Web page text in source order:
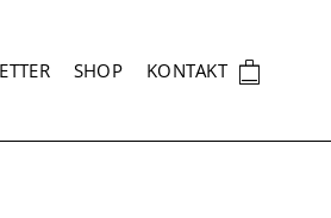
SHOP KONTAKT 🛍